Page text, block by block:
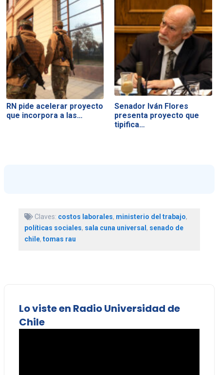
RN pide acelerar proyecto
que incorpora a las…
Senador Iván Flores
presenta proyecto que
tipifica…
Claves: costos laborales, ministerio del trabajo,
políticas sociales, sala cuna universal, senado de
chile, tomas rau
Lo viste en Radio Universidad de
Chile